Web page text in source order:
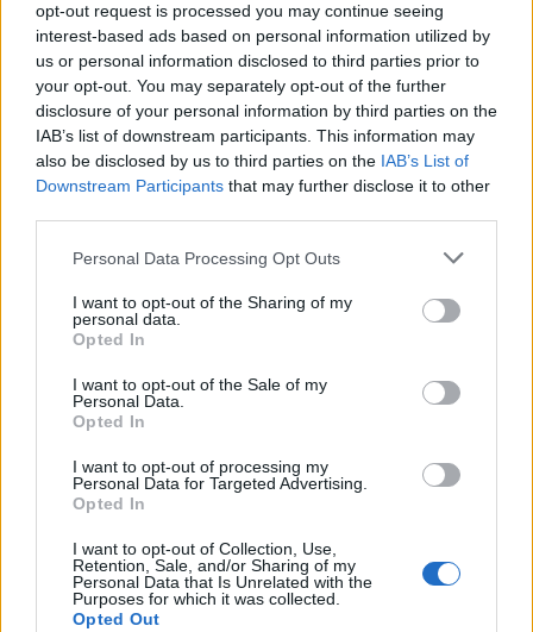
opt-out request is processed you may continue seeing
interest-based ads based on personal information utilized by
us or personal information disclosed to third parties prior to
your opt-out. You may separately opt-out of the further
disclosure of your personal information by third parties on the
IAB’s list of downstream participants. This information may
also be disclosed by us to third parties on the IAB’s List of
Downstream Participants that may further disclose it to other
Personal Data Processing Opt Outs
I want to opt-out of the Sharing of my
personal data.
Opted In
I want to opt-out of the Sale of my
Personal Data.
Opted In
I want to opt-out of processing my
Personal Data for Targeted Advertising.
Opted In
I want to opt-out of Collection, Use,
Retention, Sale, and/or Sharing of my
Personal Data that Is Unrelated with the
Purposes for which it was collected.
Opted Out
ΤΕΛΕΥΤΑΙΑ ΝΕΑ
Για ό,τι κι αν ψάχνεις, συνεργείο αυτοκινήτων
“Βούζας” και έχεις τη λύση!
9 Αυγούστου 2026, 09:14
Υπ. Μεταφορών: Οριστική λύση στο ζήτημα
των πινακίδων κυκλοφορίας - Ποιές αλλαγές
θα γίνουν
9 Αυγούστου 2026, 08:17
Αθανάσιου Λαζαρίδη
9 Αυγούστου 2026, 08:05
Υψηλός κίνδυνος πυρκαγιάς την Κυριακή
(9/8) σε μεγάλο τμήμα του ν. Καρδίτσας και
8 Αυγούστου 2026, 22:58
Ανασύρθηκε χωρίς τις αισθήσεις του
Αλεξανδρούπολης
8 Αυγούστου 2026, 21:54